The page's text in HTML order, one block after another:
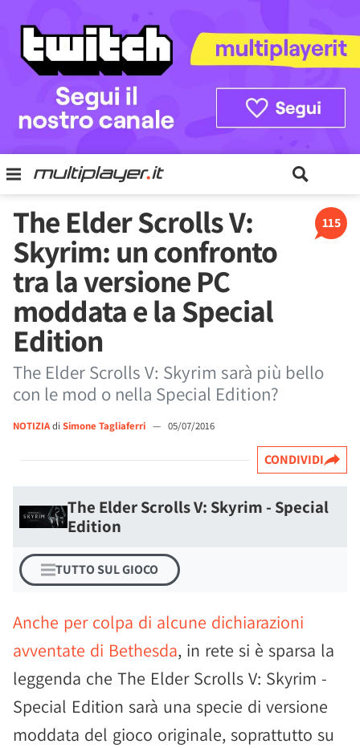
115
The Elder Scrolls V:
Skyrim: un confronto
tra la versione PC
moddata e la Special
Edition
The Elder Scrolls V: Skyrim sarà più bello
con le mod o nella Special Edition?
NOTIZIAdi Simone Tagliaferri — 05/07/2016
CONDIVIDI
The Elder Scrolls V: Skyrim - Special
Edition
TUTTO SUL GIOCO
Anche per colpa di alcune dichiarazioni
avventate di Bethesda, in rete si è sparsa la
leggenda che The Elder Scrolls V: Skyrim -
Special Edition sarà una specie di versione
moddata del gioco originale, soprattutto su